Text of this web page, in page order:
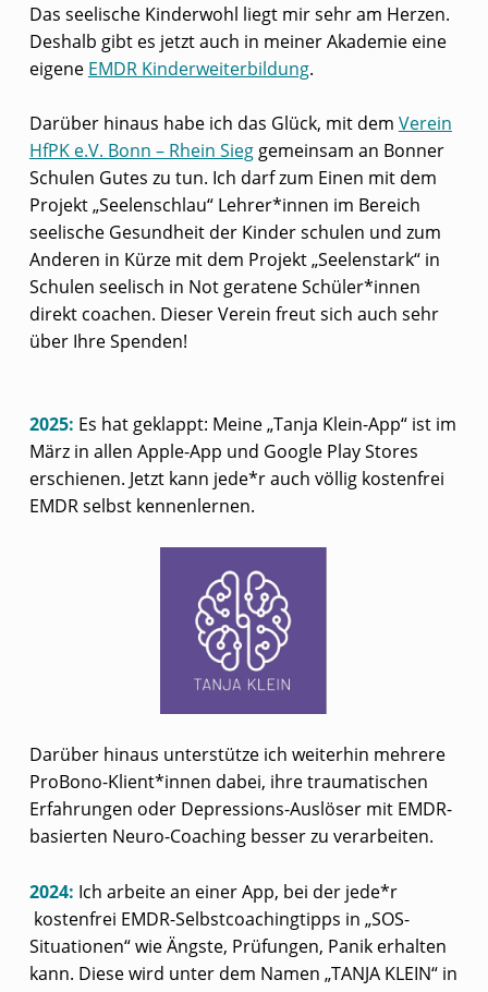
Das seelische Kinderwohl liegt mir sehr am Herzen.
Deshalb gibt es jetzt auch in meiner Akademie eine
eigene EMDR Kinderweiterbildung.
Darüber hinaus habe ich das Glück, mit dem Verein
HfPK e.V. Bonn – Rhein Sieggemeinsam an Bonner
Schulen Gutes zu tun. Ich darf zum Einen mit dem
Projekt „Seelenschlau“ Lehrer*innen im Bereich
seelische Gesundheit der Kinder schulen und zum
Anderen in Kürze mit dem Projekt „Seelenstark“ in
Schulen seelisch in Not geratene Schüler*innen
direkt coachen. Dieser Verein freut sich auch sehr
über Ihre Spenden!
2025: Es hat geklappt: Meine „Tanja Klein-App“ ist im
März in allen Apple-App und Google Play Stores
erschienen. Jetzt kann jede*r auch völlig kostenfrei
EMDR selbst kennenlernen.
Darüber hinaus unterstütze ich weiterhin mehrere
ProBono-Klient*innen dabei, ihre traumatischen
Erfahrungen oder Depressions-Auslöser mit EMDR-
basierten Neuro-Coaching besser zu verarbeiten.
2024: Ich arbeite an einer App, bei der jede*r
kostenfrei EMDR-Selbstcoachingtipps in „SOS-
Situationen“ wie Ängste, Prüfungen, Panik erhalten
kann. Diese wird unter dem Namen „TANJA KLEIN“ in